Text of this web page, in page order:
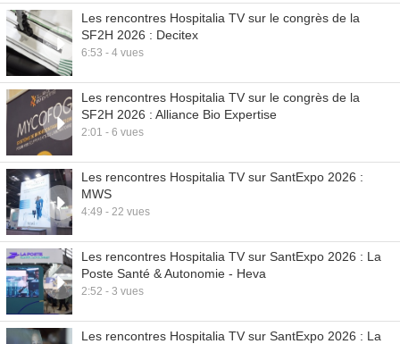
Les rencontres Hospitalia TV sur le congrès de la
SF2H 2026 : Decitex
6:53 - 4 vues
Les rencontres Hospitalia TV sur le congrès de la
SF2H 2026 : Alliance Bio Expertise
2:01 - 6 vues
Les rencontres Hospitalia TV sur SantExpo 2026 :
MWS
4:49 - 22 vues
Les rencontres Hospitalia TV sur SantExpo 2026 : La
Poste Santé & Autonomie - Heva
2:52 - 3 vues
Les rencontres Hospitalia TV sur SantExpo 2026 : La